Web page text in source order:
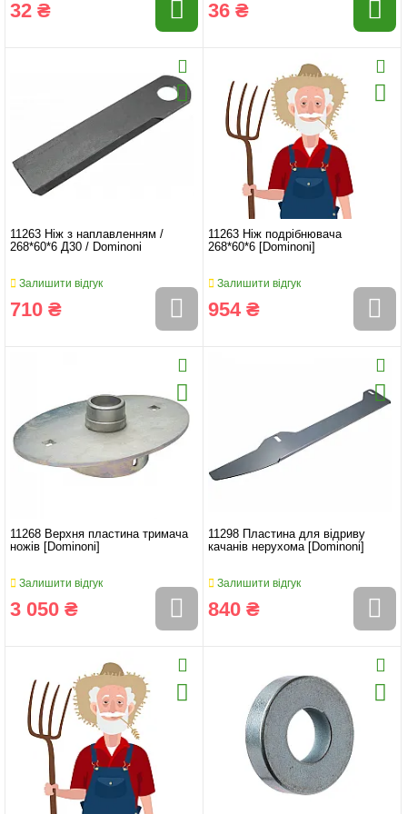
32 ₴ 36 ₴
11263 Ніж з наплавленням /
268*60*6 Д30 / Dominoni
Залишити відгук
710 ₴
11263 Ніж подрібнювача
268*60*6 [Dominoni]
Залишити відгук
954 ₴
11268 Верхня пластина тримача
ножів [Dominoni]
Залишити відгук
3 050 ₴
11298 Пластина для відриву
качанів нерухома [Dominoni]
Залишити відгук
840 ₴